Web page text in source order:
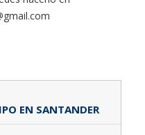
EN SANTANDER